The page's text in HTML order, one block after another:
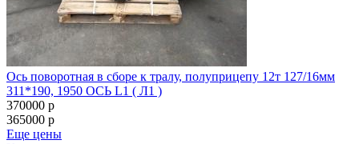
Ось поворотная в сборе к тралу, полуприцепу 12т 127/16мм
311*190, 1950 ОСЬ L1 ( Л1 )
370000 p
365000 p
Еще цены